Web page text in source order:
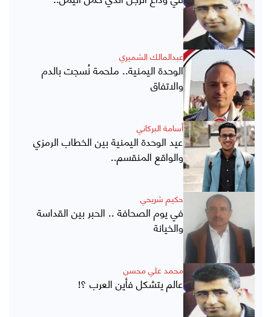
عبدالمالك الشميري
الوحدة اليمنية.. ملحمة نُسجت بالدم
والاتفاق
أسامة البركاني
عيد الوحدة اليمنية بين الخطاب الرمزي
والواقع المنقسم..
حكيم شريحي
في يوم الصحافة .. الحبر بين القداسة
والخيانة
محمد علي محسن
عالم يتشكل فأين العرب ؟!